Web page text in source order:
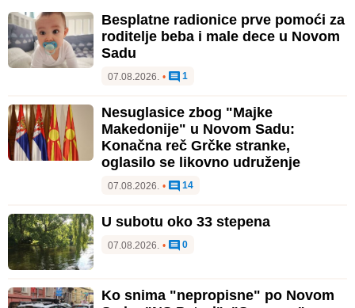
Besplatne radionice prve pomoći za
roditelje beba i male dece u Novom
Sadu
07.08.2026. • 1
Nesuglasice zbog "Majke
Makedonije" u Novom Sadu:
Konačna reč Grčke stranke,
oglasilo se likovno udruženje
07.08.2026. • 14
U subotu oko 33 stepena
07.08.2026. • 0
Ko snima "nepropisne" po Novom